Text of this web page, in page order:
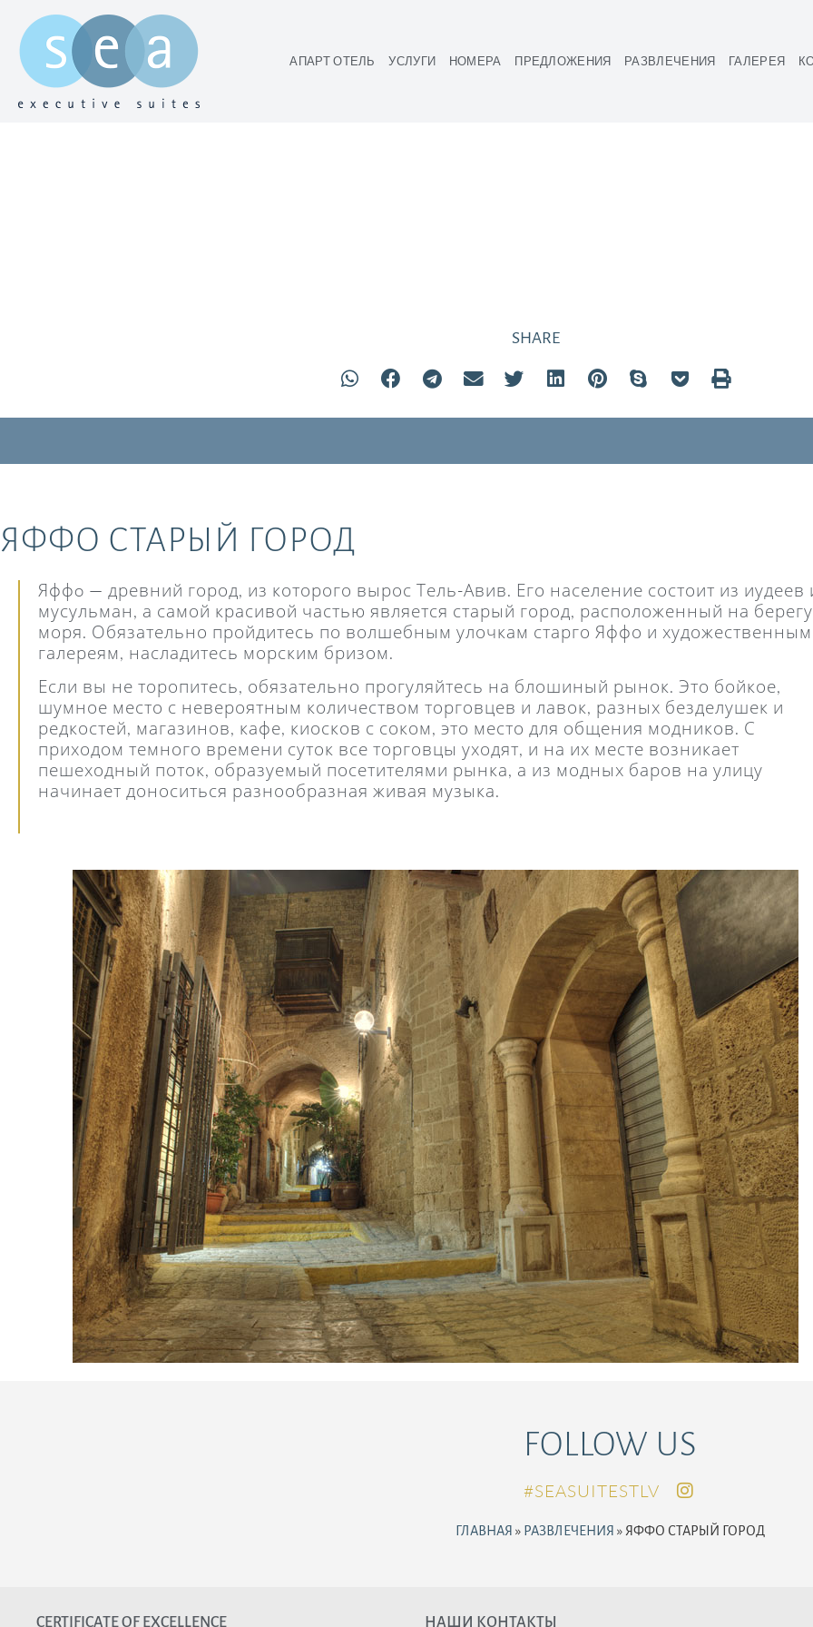
АПАРТ ОТЕЛЬ УСЛУГИ НОМЕРА ПРЕДЛОЖЕНИЯ РАЗВЛЕЧЕНИЯ ГАЛЕРЕЯ
SHARE
ЯФФО СТАРЫЙ ГОРОД
Яффo — древний город, из которого вырос Тель-Авив. Его население состоит из иудеев
мусульман, а самой красивой частью является старый город, расположенный на берегу
моря. Обязательно пройдитесь по волшебным улочкам старго Яффо и художественным
галереям, насладитесь морским бризом.
Если вы не торопитесь, обязательно прогуляйтесь на блошиный рынок. Это бойкое,
шумное место с невероятным количеством торговцев и лавок, разных безделушек и
редкостей, магазинов, кафе, киосков с соком, это место для общения модников. С
приходом темного времени суток все торговцы уходят, и на их месте возникает
пешеходный поток, образуемый посетителями рынка, а из модных баров на улицу
начинает доноситься разнообразная живая музыка.
FOLLOW US
SEASUITESTLV#
ГЛАВНАЯ » РАЗВЛЕЧЕНИЯ » ЯФФО СТАРЫЙ ГОРОД
CERTIFICATE OF EXCELLENCE НАШИ КОНТАКТЫ